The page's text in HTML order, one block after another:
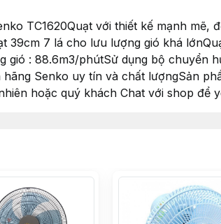
TC1620Quạt với thiết kế mạnh
39cm 7 lá cho lưu lượng gió khá
gió : 88.6m3/phútSử dụng bộ chuyển
Senko uy tín và chất lượngSản
hoặc quý khách Chat với shop để